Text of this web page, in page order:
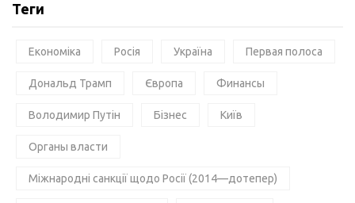
Теги
Економіка Росія Україна Первая полоса
Дональд Трамп Європа Финансы
Володимир Путін Бізнес Київ
Органы власти
Міжнародні санкції щодо Росії (2014—дотепер)